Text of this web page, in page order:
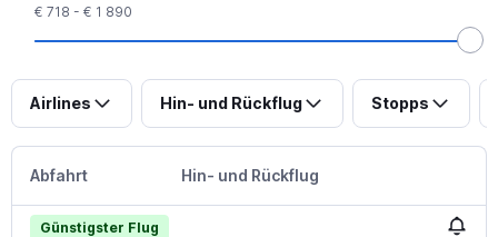
€ 718 - € 1 890
Airlines Hin- und Rückflug Stopps
Abfahrt Hin- und Rückflug
Günstigster Flug